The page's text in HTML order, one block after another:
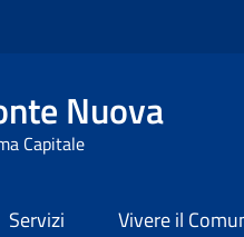
Nuova
Capitale
Servizi Vivere il